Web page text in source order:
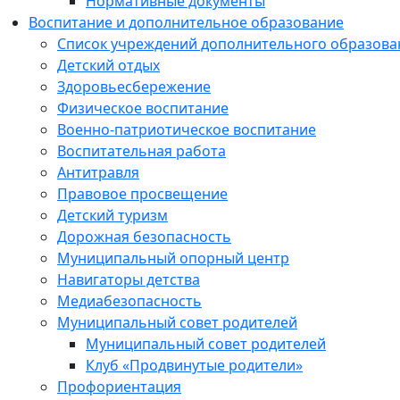
Воспитание и дополнительное образование
Список учреждений дополнительного
Детский отдых
Здоровьесбережение
Физическое воспитание
Военно-патриотическое воспитание
Воспитательная работа
Антитравля
Правовое просвещение
Детский туризм
Дорожная безопасность
Муниципальный опорный центр
Навигаторы детства
Медиабезопасность
Мyниципальный совет родителей
Муниципальный совет родителей
Клуб «Продвинутые родители»
Профориентация